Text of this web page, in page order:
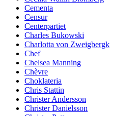
Cementa
Censur
Centerpartiet
Charles Bukowski
Charlotta von Zweigbergk
Chef
Chelsea Manning
Chèvre
Choklateria
Chris Stattin
Christer Andersson
Christer Danielsson